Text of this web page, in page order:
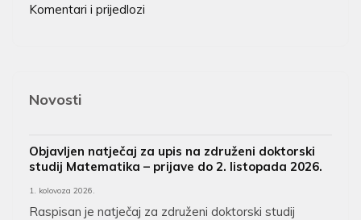
Komentari i prijedlozi
Novosti
Objavljen natječaj za upis na združeni doktorski
studij Matematika – prijave do 2. listopada 2026.
1. kolovoza 2026.
Raspisan je natječaj za združeni doktorski studij